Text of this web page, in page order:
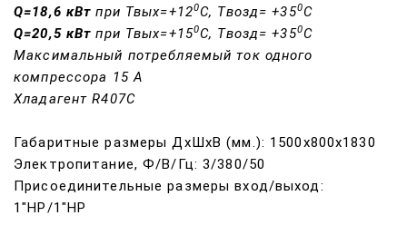
Q=18,6 кВт при Твых=+120С, Твозд= +350С
Q=20,5 кВт при Твых=+150С, Твозд= +350С
Максимальный потребляемый ток одного
компрессора 15 A
Хладагент R407C
Габаритные размеры ДхШхВ (мм.): 1500х800х1830
Электропитание, Ф/В/Гц: 3/380/50
Присоединительные размеры вход/выход:
1"НР/1"НР